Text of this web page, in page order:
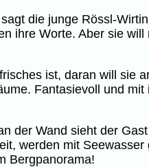
die junge Rössl-
ihre Worte. Aber sie
ist, daran will sie
Fantasievoll und
der Wand sieht der
werden mit
Bergpanorama!